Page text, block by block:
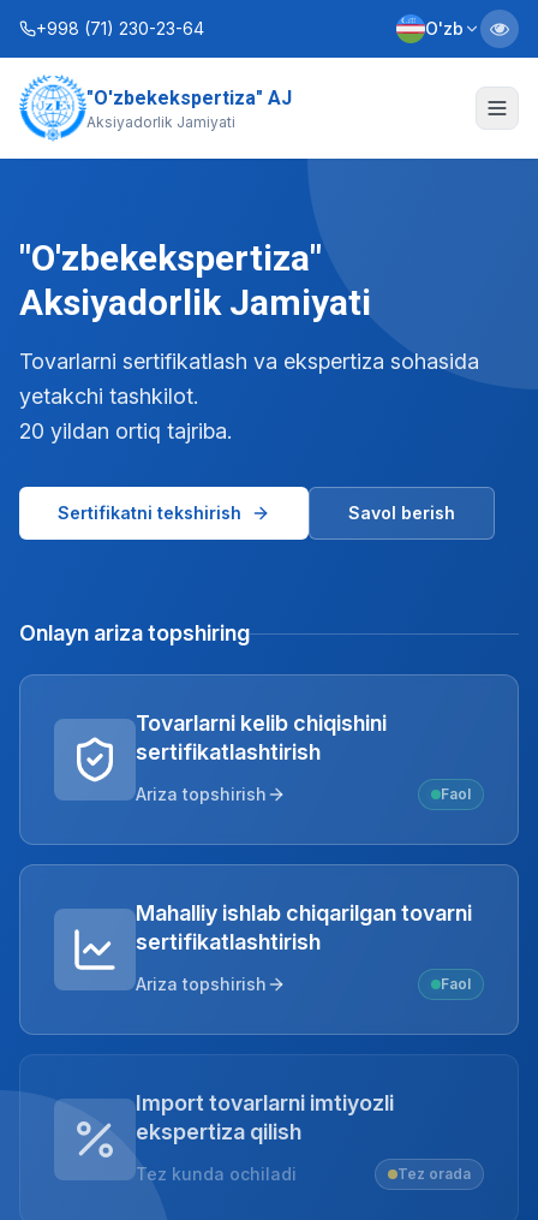
+998 (71) 230-23-64 O'zb
"O'zbekekspertiza" AJ
Aksiyadorlik Jamiyati
Biz haqimizda
Axborot xizmati
Nizom Biznes rejalar
+998 (90) 712-12-36
"O'zbekekspertiza"
Aksiyadorlik Jamiyati
Tovarlarni sertifikatlash va ekspertiza sohasida
yetakchi tashkilot.
20 yildan ortiq tajriba.
Sertifikatni tekshirish Savol berish
Onlayn ariza topshiring
Tovarlarni kelib chiqishini
sertifikatlashtirish
Ariza topshirish Faol
Mahalliy ishlab chiqarilgan tovarni
sertifikatlashtirish
Ariza topshirish Faol
Import tovarlarni imtiyozli
ekspertiza qilish
Tez kunda ochiladi Tez orada